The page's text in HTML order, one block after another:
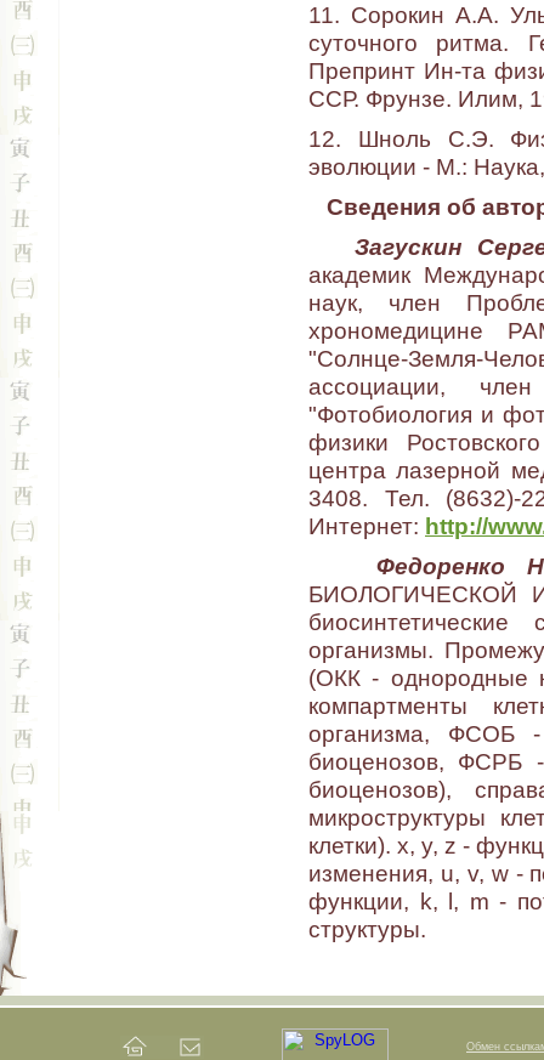
11. Сорокин А.А.
суточного ритма.
Препринт Ин-та
ССР. Фрунзе. Илим,
12. Шноль С.Э.
эволюции - М.:
Сведения об
Загускин
академик
наук, член
хрономедицине
"Солнце-Земля-
ассоциации,
"Фотобиология и
физики
центра лазерной
3408. Тел. (8632)-
Интернет: http://
Федоренко
БИОЛОГИЧЕСКОЙ
биосинтетические
организмы.
(ОКК - однородные
компартменты
организма, ФСОБ -
биоценозов, ФСРБ
биоценозов),
микроструктуры
клетки). x, y, z -
изменения, u, v, w -
функции, k, l, m -
структуры.
Обмен